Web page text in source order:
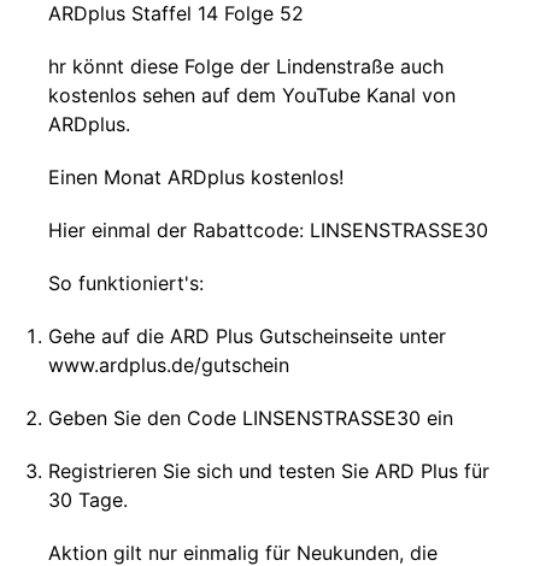
ARDplus Staffel 14 Folge 52
hr könnt diese Folge der Lindenstraße auch
kostenlos sehen auf dem YouTube Kanal von
ARDplus.
Einen Monat ARDplus kostenlos!
Hier einmal der Rabattcode: LINSENSTRASSE30
So funktioniert's:
Gehe auf die ARD Plus Gutscheinseite unter
www.ardplus.de/gutschein
Geben Sie den Code LINSENSTRASSE30 ein
Registrieren Sie sich und testen Sie ARD Plus für
30 Tage.
Aktion gilt nur einmalig für Neukunden, die